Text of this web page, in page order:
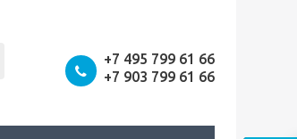
+7 495 799 61 66
+7 903 799 61 66